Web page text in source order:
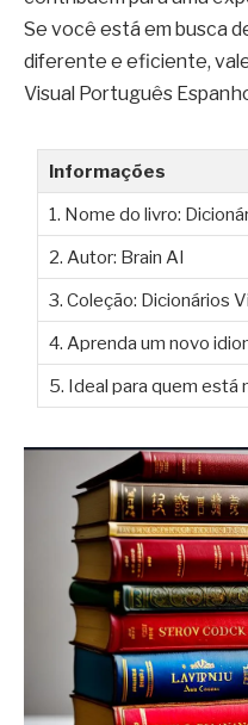
Se você está em busca
diferente e eficiente,
Visual Português
Informações
1. Nome do livro:
2. Autor: Brain AI
3. Coleção: Dicionários
4. Aprenda um novo
5. Ideal para quem está